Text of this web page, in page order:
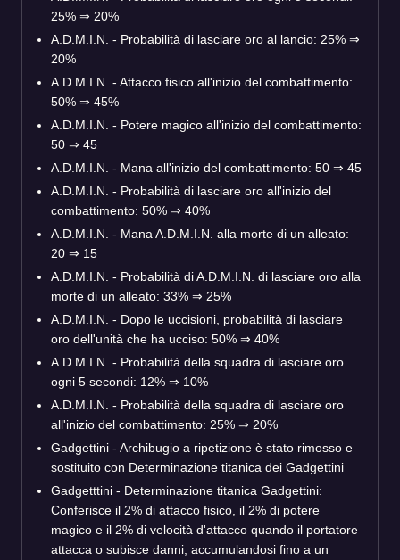
25% ⇒ 20%
A.D.M.I.N. - Probabilità di lasciare oro al lancio: 25% ⇒
20%
A.D.M.I.N. - Attacco fisico all'inizio del combattimento:
50% ⇒ 45%
A.D.M.I.N. - Potere magico all'inizio del combattimento:
50 ⇒ 45
A.D.M.I.N. - Mana all'inizio del combattimento: 50 ⇒ 45
A.D.M.I.N. - Probabilità di lasciare oro all'inizio del
combattimento: 50% ⇒ 40%
A.D.M.I.N. - Mana A.D.M.I.N. alla morte di un alleato:
20 ⇒ 15
A.D.M.I.N. - Probabilità di A.D.M.I.N. di lasciare oro alla
morte di un alleato: 33% ⇒ 25%
A.D.M.I.N. - Dopo le uccisioni, probabilità di lasciare
oro dell'unità che ha ucciso: 50% ⇒ 40%
A.D.M.I.N. - Probabilità della squadra di lasciare oro
ogni 5 secondi: 12% ⇒ 10%
A.D.M.I.N. - Probabilità della squadra di lasciare oro
all'inizio del combattimento: 25% ⇒ 20%
Gadgettini - Archibugio a ripetizione è stato rimosso e
sostituito con Determinazione titanica dei Gadgettini
Gadgetttini - Determinazione titanica Gadgettini:
Conferisce il 2% di attacco fisico, il 2% di potere
magico e il 2% di velocità d'attacco quando il portatore
attacca o subisce danni, accumulandosi fino a un